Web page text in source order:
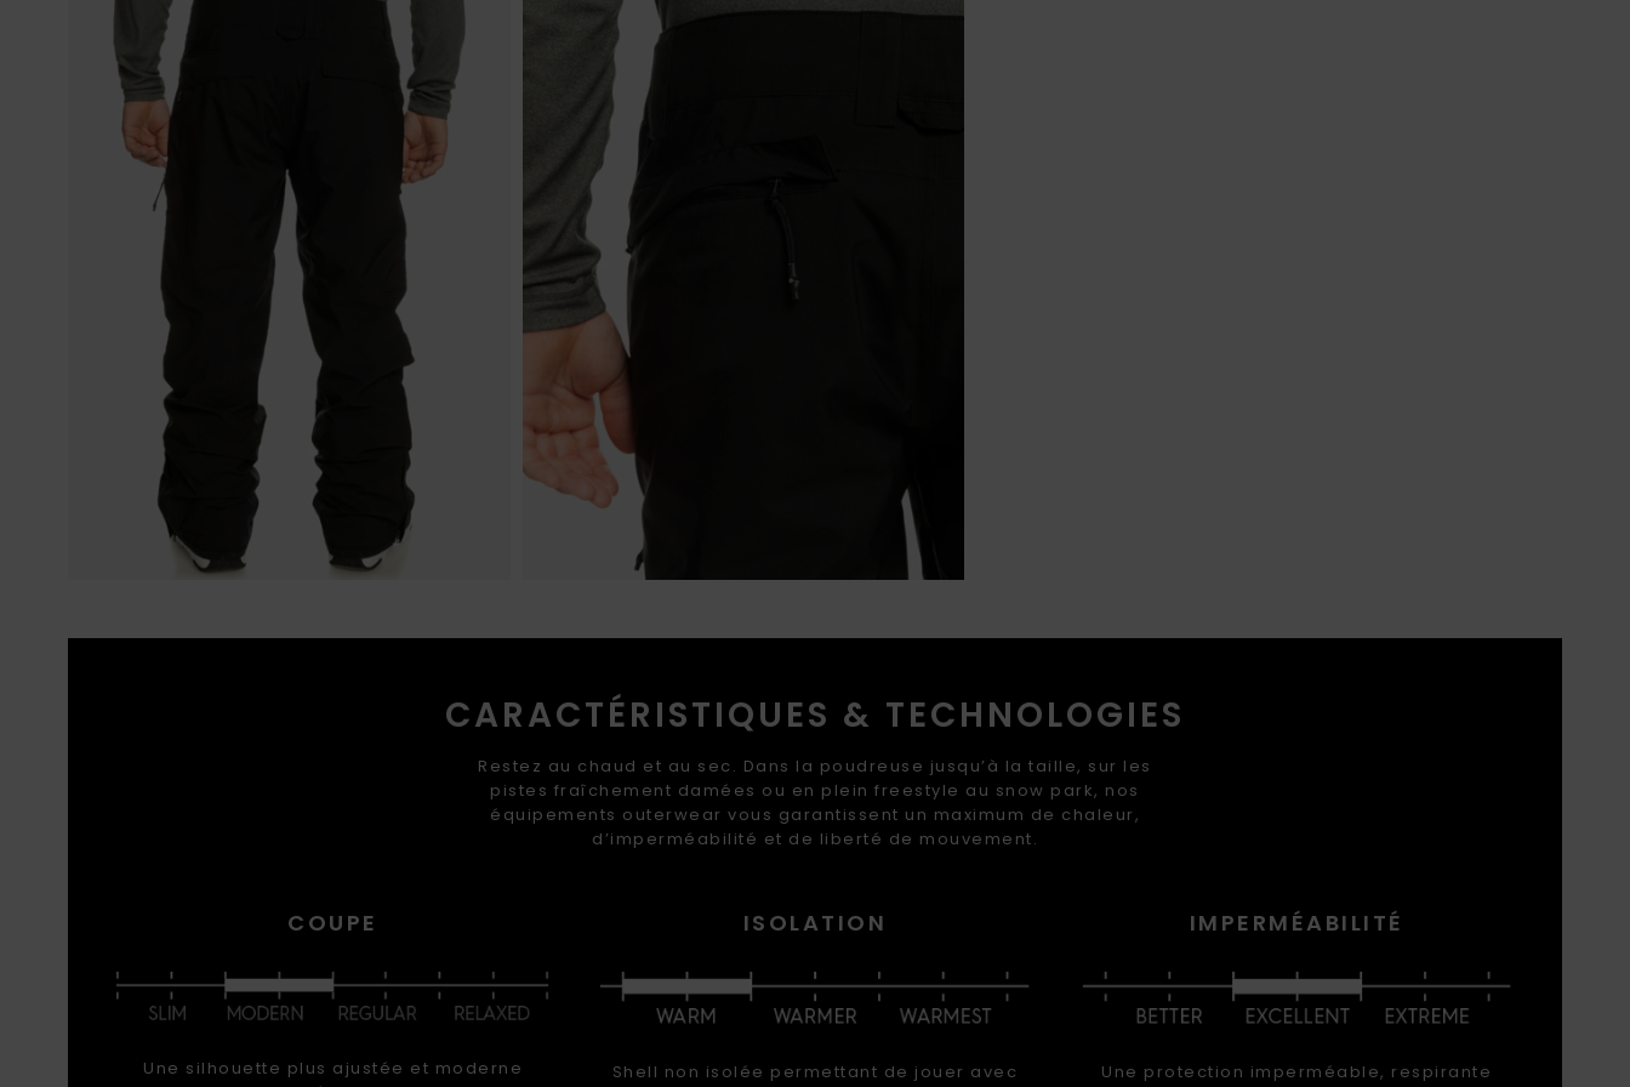
CARACTÉRISTIQUES & TECHNOLOGIES
Restez au chaud et au sec. Dans la poudreuse jusqu’à la taille, sur les
pistes fraîchement damées ou en plein freestyle au snow park, nos
équipements outerwear vous garantissent un maximum de chaleur,
d’imperméabilité et de liberté de mouvement.
COUPE
Une silhouette plus ajustée et moderne
ISOLATION
Shell non isolée permettant de jouer avec
IMPERMÉABILITÉ
Une protection imperméable, respirante